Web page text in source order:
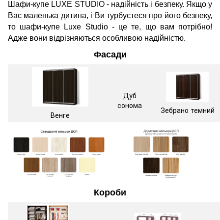
Шафи-купе LUXE STUDIO - надійність і безпеку. Якщо у
Вас маленька дитина, і Ви турбуєтеся про його безпеку,
то шафи-купе Luxe Studio - це те, що вам потрібно!
Адже вони відрізняються особливою надійністю.
Фасади
Венге
Дуб
сонома
Зебрано темний
Короби